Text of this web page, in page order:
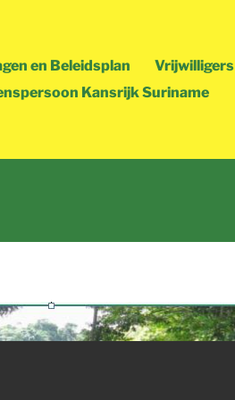
en Beleidsplan Vrijwilligers
Kansrijk Suriname